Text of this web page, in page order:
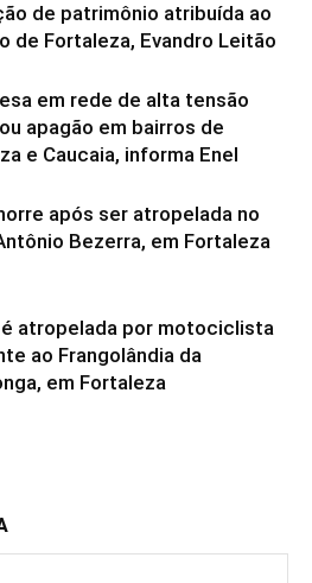
de patrimônio atribuída ao
de Fortaleza, Evandro Leitão
em rede de alta tensão
apagão em bairros de
e Caucaia, informa Enel
após ser atropelada no
Bezerra, em Fortaleza
é atropelada por motociclista
ao Frangolândia da
em Fortaleza